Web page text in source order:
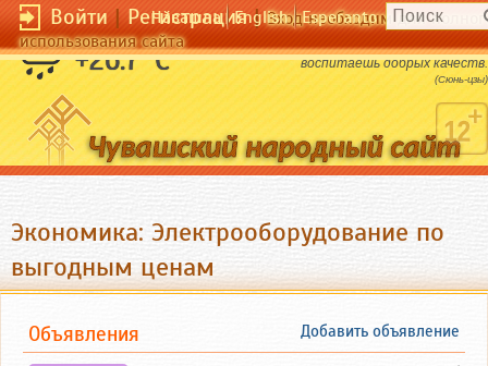
Войти|Регистрация|Вход необходим для
использования сайта
Чӑвашла English Esperanto
+26.7 °C
Без зажиточной жизни в народе не
воспитаешь добрых качеств.
(Сюнь-цзы)
Экономика: Электрооборудование по
выгодным ценам
Добавить объявление
Объявления